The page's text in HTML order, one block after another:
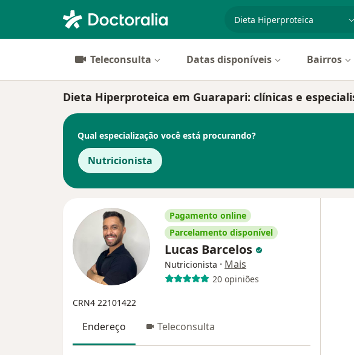
Teleconsulta Datas disponíveis Bairros
Dieta Hiperproteica em Guarapari: clínicas e
Qual especialização você está procurando?
Nutricionista
Pagamento online
Parcelamento disponível
Lucas Barcelos
Nutricionista · Mais
20 opiniões
CRN4 22101422
Endereço Teleconsulta